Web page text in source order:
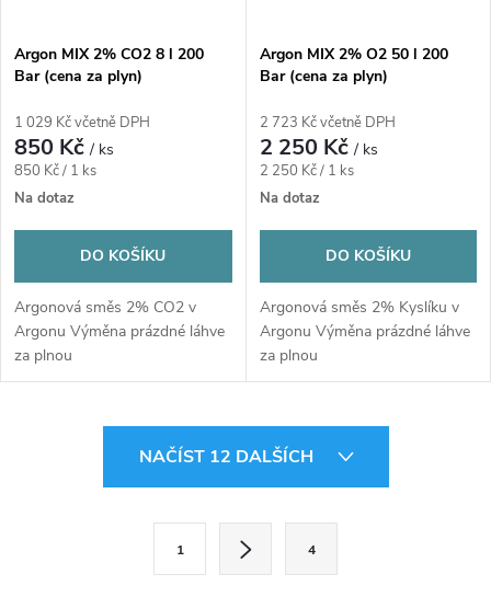
Argon MIX 2% CO2 8 l 200
Bar (cena za plyn)
1 029 Kč včetně DPH
850 Kč/ ks
Měrná
cena:
850 Kč / 1 ks
Na dotaz
DO KOŠÍKU
Argonová směs 2% CO2 v
Argonu Výměna prázdné láhve
za plnou
Argon MIX 2% O2 50 l 200
Bar (cena za plyn)
2 723 Kč včetně DPH
2 250 Kč/ ks
Měrná
cena:
2 250 Kč / 1 ks
Na dotaz
DO KOŠÍKU
Argonová směs 2% Kyslíku v
Argonu Výměna prázdné láhve
za plnou
NAČÍST 12 DALŠÍCH
1 4